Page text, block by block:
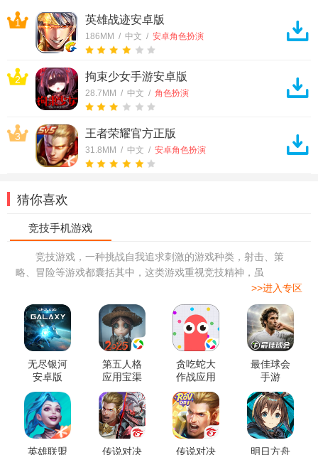
1 英雄战迹安卓版
186MM / 中文 / 安卓角色扮演
2 拘束少女手游安卓版
28.7MM / 中文 / 角色扮演
3 王者荣耀官方正版
31.8MM / 中文 / 安卓角色扮演
猜你喜欢
竞技游戏，一种挑战自我追求刺激的游戏种类，射击、策
略、冒险等游戏都囊括其中，这类游戏重视竞技精神，虽
>>进入专区
无尽银河
安卓版
第五人格
应用宝渠
道服
贪吃蛇大
作战应用
宝版本
最佳球会
手游
英雄联盟 传说对决 传说对决 明日方舟